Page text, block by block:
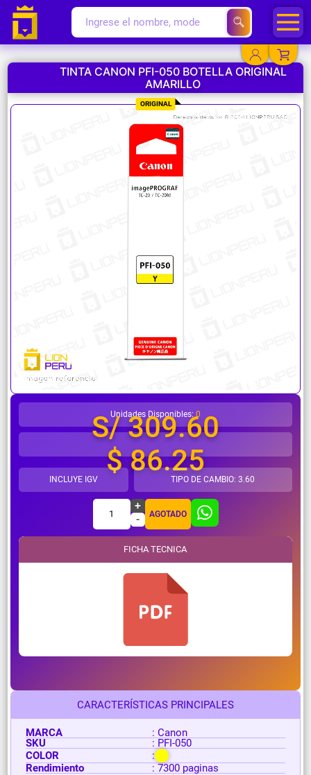
YA EXISTO
¿Necesitas ayuda?
TINTA CANON PFI-050 BOTELLA ORIGINAL
AMARILLO
ORIGINAL
CARACTERÍSTICAS PRINCIPALES
MARCA
: Canon
SKU
: PFI-050
COLOR
:
Rendimiento
: 7300 paginas
Unidades Disponibles:0
S/ 309.60
$ 86.25
INCLUYE IGV TIPO DE CAMBIO: 3.60
1
+
-
AGOTADO
FICHA TECNICA